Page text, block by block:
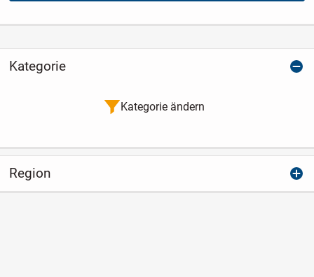
Kategorie
Kategorie ändern
Region